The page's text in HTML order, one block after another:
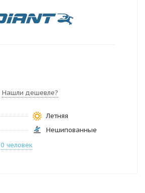
Нашли дешевле?
Летняя
Нешипованные
0 человек